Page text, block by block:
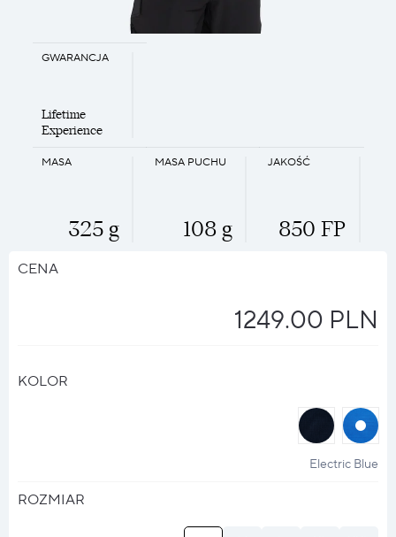
MASA
325 g
JAKOŚĆ
850 FP
MASA PUCHU
108 g
GWARANCJA
Lifetime
Experience
CENA
1249.00 PLN
KOLOR
halo
halo
?
Electric Blue
ROZMIAR